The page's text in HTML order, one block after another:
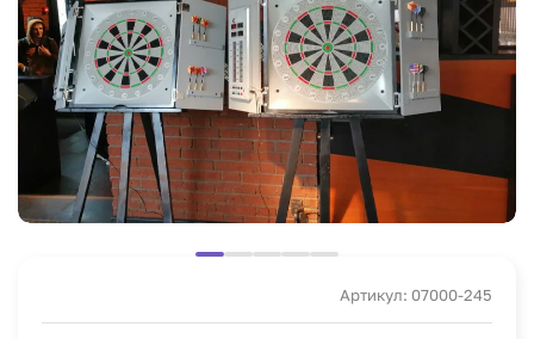
Артикул: 07000-245